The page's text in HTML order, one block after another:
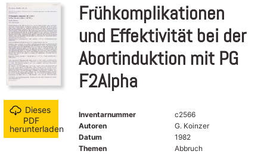
Dieses
PDF
herunterladen
Frühkomplikationen
und Effektivität bei der
Abortinduktion mit PG
F2Alpha
Inventarnummer
c2566
Autoren
G. Koinzer
Datum
1982
Themen
Abbruch